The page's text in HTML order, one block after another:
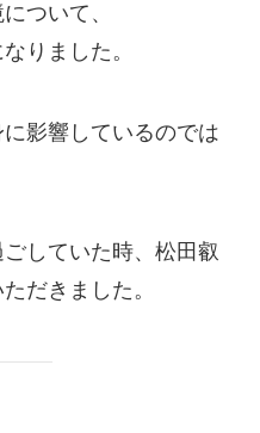
ついて、
りました。
に影響しているのでは
していた時、松田叡
だきました。